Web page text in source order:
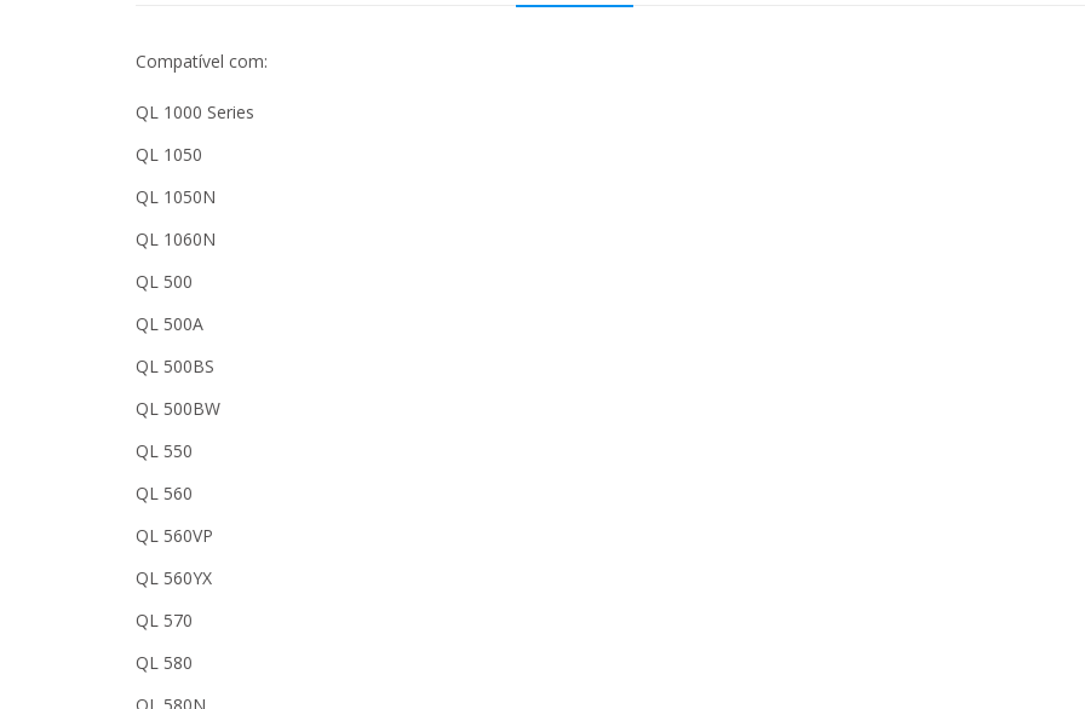
Compatível com:
QL 1000 Series
QL 1050
QL 1050N
QL 1060N
QL 500
QL 500A
QL 500BS
QL 500BW
QL 550
QL 560
QL 560VP
QL 560YX
QL 570
QL 580